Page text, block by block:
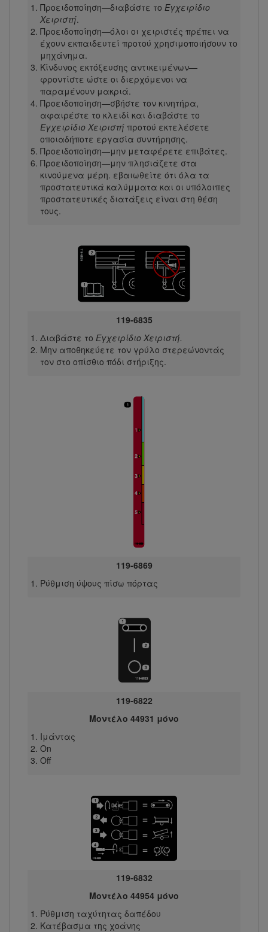
Προειδοποίηση—διαβάστε το Εγχειρίδιο
Χειριστή.
Προειδοποίηση—όλοι οι χειριστές πρέπει να
έχουν εκπαιδευτεί προτού χρησιμοποιήσουν το
μηχάνημα.
Κίνδυνος εκτόξευσης αντικειμένων—
φροντίστε ώστε οι διερχόμενοι να
παραμένουν μακριά.
Προειδοποίηση—σβήστε τον κινητήρα,
αφαιρέστε το κλειδί και διαβάστε το
Εγχειρίδιο Χειριστήπροτού εκτελέσετε
οποιαδήποτε εργασία συντήρησης.
Προειδοποίηση—μην μεταφέρετε επιβάτες.
Προειδοποίηση—μην πλησιάζετε στα
κινούμενα μέρη. εβαιωθείτε ότι όλα τα
προστατευτικά καλύμματα και οι υπόλοιπες
προστατευτικές διατάξεις είναι στη θέση
τους.
119-6835
Διαβάστε το Εγχειρίδιο Χειριστή.
Μην αποθηκεύετε τον γρύλο στερεώνοντάς
τον στο οπίσθιο πόδι στήριξης.
119-6869
Ρύθμιση ύψους πίσω πόρτας
119-6822
Μοντέλο 44931 μόνο
Ιμάντας
On
Off
119-6832
Μοντέλο 44954 μόνο
Ρύθμιση ταχύτητας δαπέδου
Κατέβασμα της χοάνης